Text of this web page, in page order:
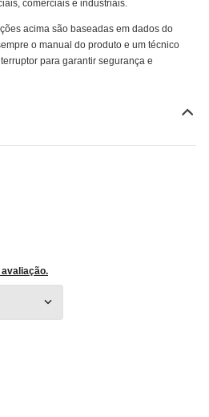
comerciais e industriais.
acima são baseadas em dados do
o manual do produto e um técnico
para garantir segurança e